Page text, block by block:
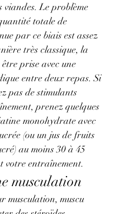
viandes. Le problème
totale de
par ce biais est assez
très classique, la
prise avec une
entre deux repas. Si
pas de stimulants
prenez quelques
monohydrate avec
(ou un jus de fruits
au moins 30 à 45
votre entraînement.
musculation
musculation, muscu